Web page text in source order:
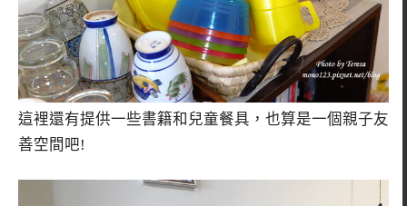
這裡還有提供一些書籍和兒童餐具，也算是一個親子友
善空間吧!